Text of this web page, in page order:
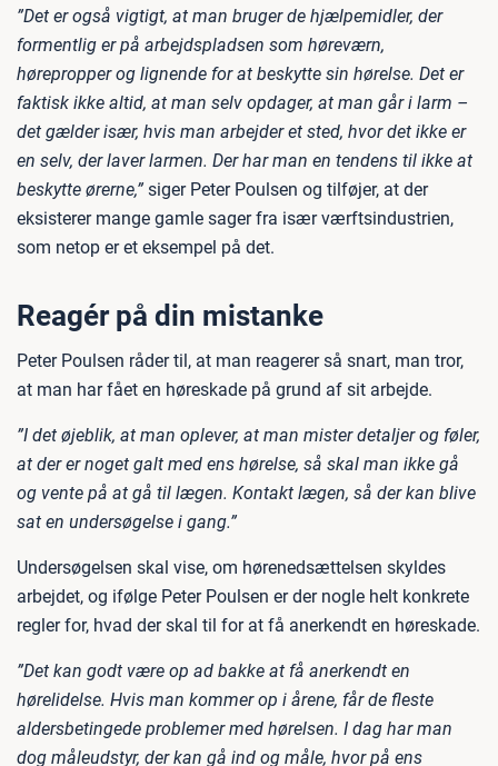
”Det er også vigtigt, at man bruger de hjælpemidler, der
formentlig er på arbejdspladsen som høreværn,
hørepropper og lignende for at beskytte sin hørelse. Det er
faktisk ikke altid, at man selv opdager, at man går i larm –
det gælder især, hvis man arbejder et sted, hvor det ikke er
en selv, der laver larmen. Der har man en tendens til ikke at
beskytte ørerne,” siger Peter Poulsen og tilføjer, at der
eksisterer mange gamle sager fra især værftsindustrien,
som netop er et eksempel på det.
Reagér på din mistanke
Peter Poulsen råder til, at man reagerer så snart, man tror,
at man har fået en høreskade på grund af sit arbejde.
”I det øjeblik, at man oplever, at man mister detaljer og føler,
at der er noget galt med ens hørelse, så skal man ikke gå
og vente på at gå til lægen. Kontakt lægen, så der kan blive
sat en undersøgelse i gang.”
Undersøgelsen skal vise, om hørenedsættelsen skyldes
arbejdet, og ifølge Peter Poulsen er der nogle helt konkrete
regler for, hvad der skal til for at få anerkendt en høreskade.
”Det kan godt være op ad bakke at få anerkendt en
hørelidelse. Hvis man kommer op i årene, får de fleste
aldersbetingede problemer med hørelsen. I dag har man
dog måleudstyr, der kan gå ind og måle, hvor på ens